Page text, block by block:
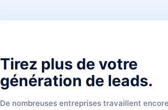
Tirez plus de votre
génération de leads.
De nombreuses entreprises travaillent